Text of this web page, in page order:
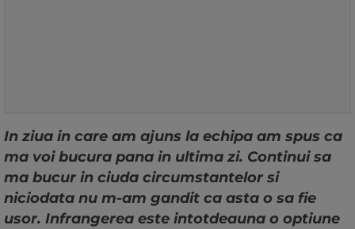
In ziua in care am ajuns la echipa am spus ca
ma voi bucura pana in ultima zi. Continui sa
ma bucur in ciuda circumstantelor si
niciodata nu m-am gandit ca asta o sa fie
usor. Infrangerea este intotdeauna o optiune